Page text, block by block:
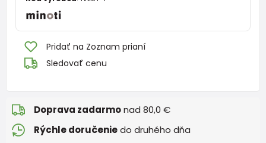
Pridať na Zoznam prianí
Sledovať cenu
Doprava zadarmonad 80,0 €
Rýchle doručeniedo druhého dňa